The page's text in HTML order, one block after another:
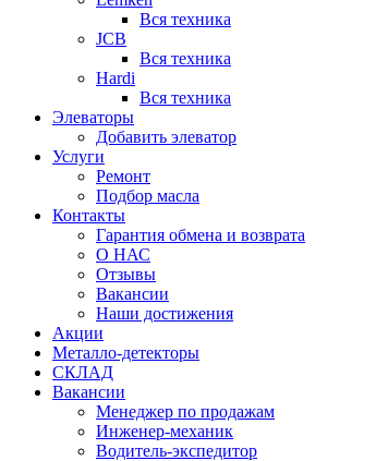
Вся техника
JCB
Вся техника
Hardi
Вся техника
Элеваторы
Добавить элеватор
Услуги
Ремонт
Подбор масла
Контакты
Гарантия обмена и возврата
О НАС
Отзывы
Вакансии
Наши достижения
Акции
Металло-детекторы
СКЛАД
Вакансии
Менеджер по продажам
Инженер-механик
Водитель-экспедитор